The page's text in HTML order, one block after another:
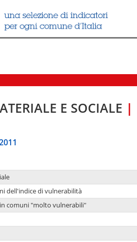
E SOCIALE |
dell'indice di vulnerabilità
comuni "molto vulnerabili"